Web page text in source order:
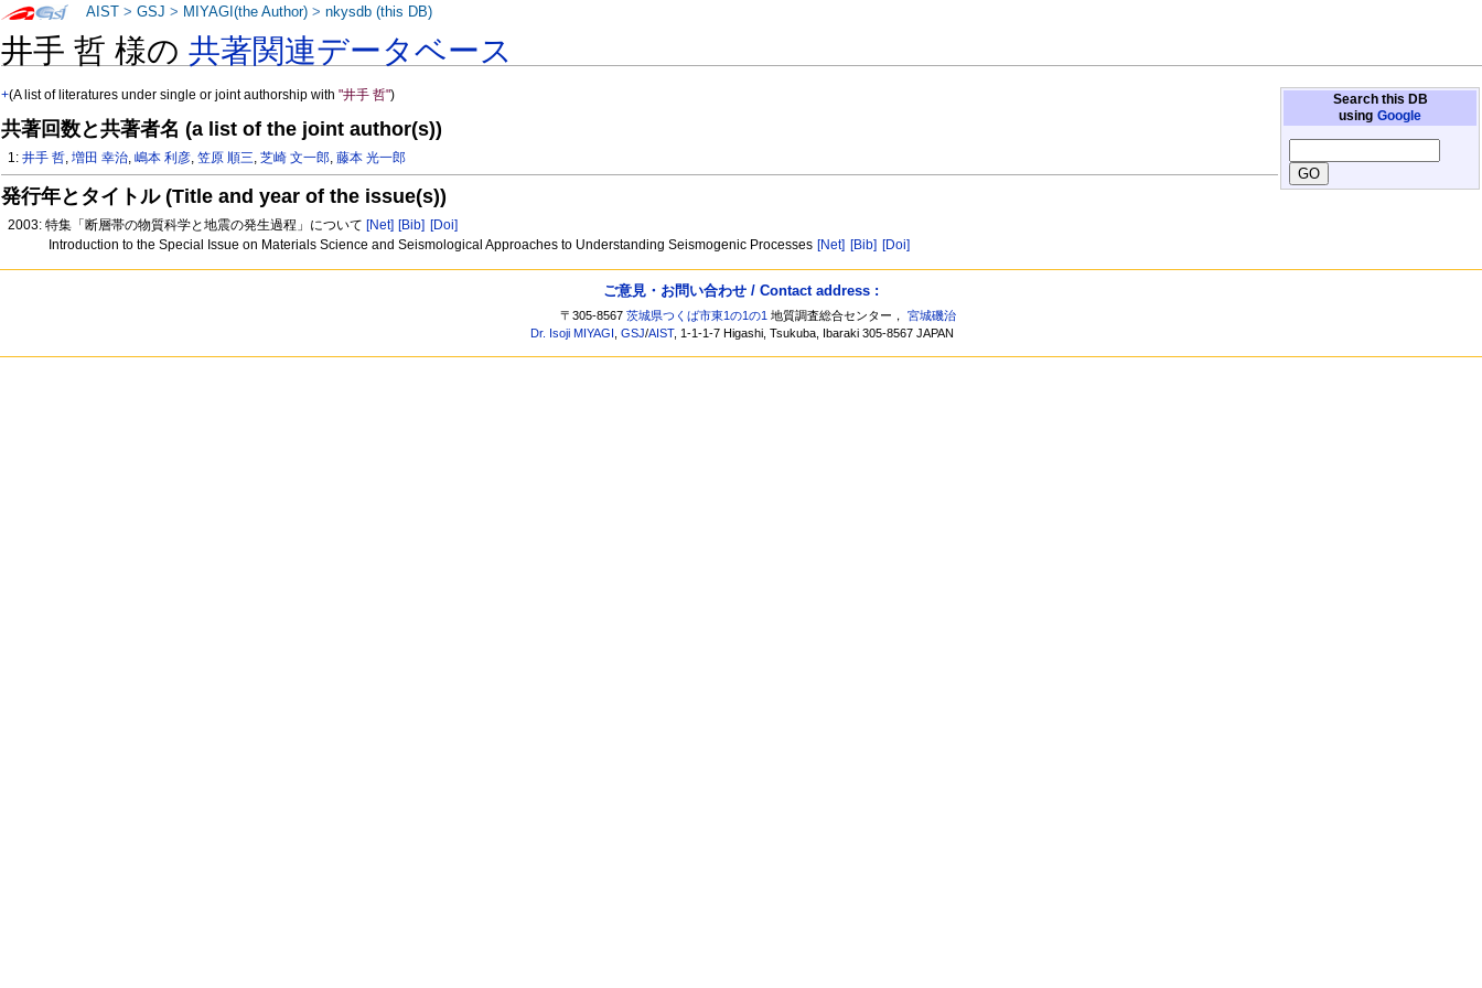
井手 哲 様の共著関連データベース
Search this DB
using Google
+(A list of literatures under single or joint authorship with"井手 哲")
共著回数と共著者名 (a list of the joint author(s))
1:井手 哲,増田 幸治,嶋本 利彦,笠原 順三,芝崎 文一郎,藤本 光一郎
発行年とタイトル (Title and year of the issue(s))
2003: 特集「断層帯の物質科学と地震の発生過程」について [Net] [Bib] [Doi]
Introduction to the Special Issue on Materials Science and Seismological Approaches to Understanding Seismogenic Processes [Net] [Bib] [Doi]
AIST >GSJ > MIYAGI(the Author) >nkysdb (this DB)
ご意見・お問い合わせ / Contact address :
〒305-8567茨城県つくば市東1の1の1 地質調査総合センター，宮城磯治
Dr. Isoji MIYAGI ,GSJ/AIST, 1-1-1-7 Higashi, Tsukuba, Ibaraki 305-8567 JAPAN